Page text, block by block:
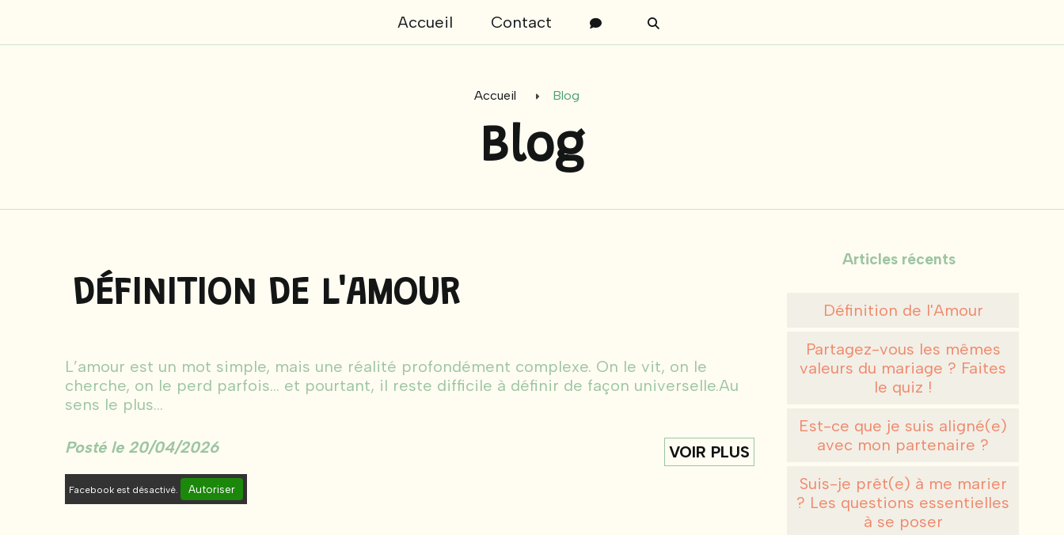
Accueil Contact
Accueil Blog
Blog
DÉFINITION DE L'AMOUR
L’amour est un mot simple, mais une réalité profondément comp lexe. On le vit, on le
cherche, on le perd parfois… et pourtant, il reste difficile à définir de façon universelle.Au
sens le plus...
Posté le 20/04/2026 VOIR PLUS
Facebook est désactivé. Autoriser
Articles récents
Définition de l'Amour
Partagez-vous les mêmes
valeurs du mariage ? Faites
le quiz !
Est-ce que je suis aligné(e)
avec mon partenaire ?
Suis-je prêt(e) à me marier
? Les questions essentielles
à se poser